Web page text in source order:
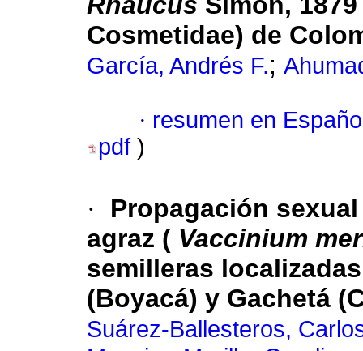
Cosmetidae) de
García, Andrés F.;
· resumen en
pdf )
·
Propagación
agraz ( Vaccinium
semilleras
(Boyacá) y Gachetá
Suárez-Ballesteros,